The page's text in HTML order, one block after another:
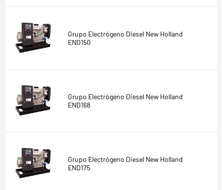
Grupo Electrógeno Diesel New Holland
END150
Grupo Electrógeno Diesel New Holland
END168
Grupo Electrógeno Diesel New Holland
END175